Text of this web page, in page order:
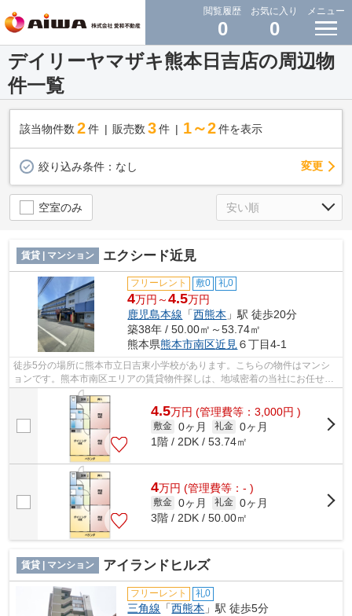
閲覧履歴
0
お気に入り
0
メニュー
デイリーヤマザキ熊本日吉店の周辺物
件一覧
該当物件数 2件 販売数 3 件 1～2 件を表示
絞り込み条件： なし 変更
空室のみ
賃貸 | マンション エクシード近見
フリーレント 敷0 礼0
4万円～4.5万円
鹿児島本線 「西熊本 」駅 徒歩20分
築38年 / 50.00㎡～53.74㎡
熊本県熊本市南区近見６丁目4-1
徒歩5分の場所に熊本市立日吉東小学校があります。こちらの物件はマンシ
ョンです。熊本市南区エリアの賃貸物件探しは、地域密着の当社にお任せく
ださい。鹿児島本線西熊本周辺の物件多...
4.5万円 (管理費等：3,000円 )
敷金 0ヶ月 礼金 0ヶ月
1階 / 2DK / 53.74㎡
4万円 (管理費等：- )
敷金 0ヶ月 礼金 0ヶ月
3階 / 2DK / 50.00㎡
賃貸 | マンション アイランドヒルズ
フリーレント 礼0
三角線 「西熊本 」駅 徒歩5分